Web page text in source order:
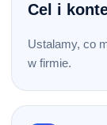
Cel i
Ustalamy, co
w firmie.